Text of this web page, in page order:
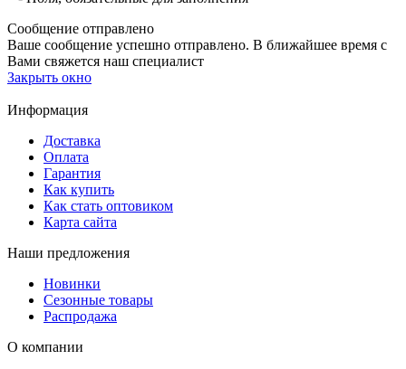
Сообщение отправлено
Ваше сообщение успешно отправлено. В ближайшее время с
Вами свяжется наш специалист
Закрыть окно
Информация
Доставка
Оплата
Гарантия
Как купить
Как стать оптовиком
Карта сайта
Наши предложения
Новинки
Сезонные товары
Распродажа
О компании